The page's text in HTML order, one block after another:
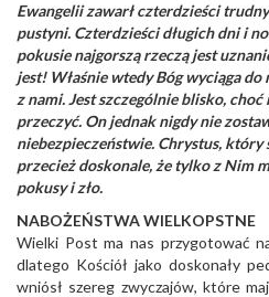
Ewangelii zawarł czterdzieści
pustyni. Czterdzieści długich dni i
pokusie najgorszą rzeczą jest
jest! Właśnie wtedy Bóg wyciąga
z nami. Jest szczególnie blisko,
przeczyć. On jednak nigdy nie
niebezpieczeństwie. Chrystus, który
przecież doskonale, że tylko z Nim
pokusy i zło.
NABOŻEŃSTWA WIELKOPSTNE
Wielki Post ma nas przygotować
dlatego Kościół jako doskonały
wniósł szereg zwyczajów, które